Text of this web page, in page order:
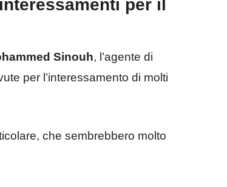
per il
Sinouh, l’agente di
per l’interessamento di molti
che sembrebbero molto